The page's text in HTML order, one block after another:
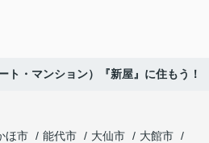
ト・マンション）『新屋』に住もう！
ほ市 能代市 大仙市
大館市